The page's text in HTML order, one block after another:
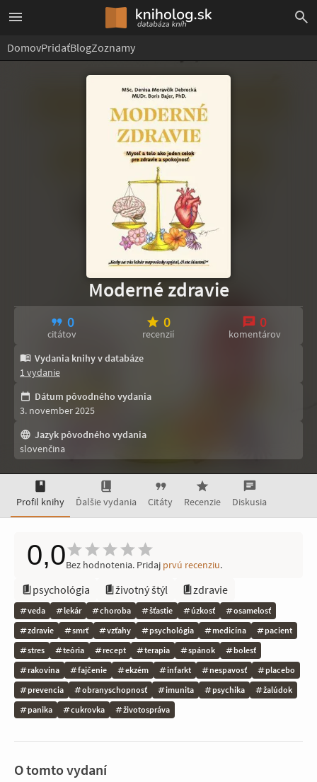
DomovPridaťBlogZoznamy
Moderné zdravie
0
citátov
0
recenzií
0
komentárov
Vydania knihy v databáze
1 vydanie
Dátum pôvodného vydania
3. november 2025
Jazyk pôvodného vydania
slovenčina
Profil knihy Ďalšie vydania Citáty Recenzie Diskusia
0,0Bez hodnotenia. Pridaj prvú recenziu.
psychológia životný štýl zdravie
veda lekár choroba šťastie úzkosť
osamelosť
zdravie
smrť vzťahy psychológia medicína
pacient
stres
teória recept terapia spánok
bolesť
rakovina
fajčenie ekzém infarkt nespavosť
placebo
prevencia
obranyschopnosť imunita psychika
žalúdok
panika
cukrovka životospráva
O tomto vydaní